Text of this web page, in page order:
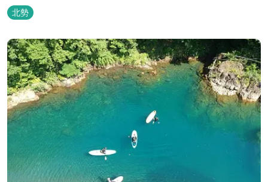
※天候によりオープン日が変更になる場合があります。 三重県おす
すめ海水浴場ビーチ特集はこちら🏖
北勢